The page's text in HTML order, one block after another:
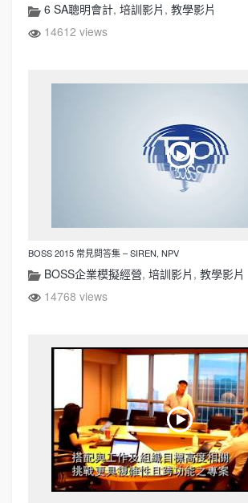
6 SA聰明會計, 培訓影片 , 教學影片
14612 views
BOSS 2015 常見問答集 – SIREN, NPV
BOSS企業模擬經營, 培訓影片 , 教學影片
14768 views